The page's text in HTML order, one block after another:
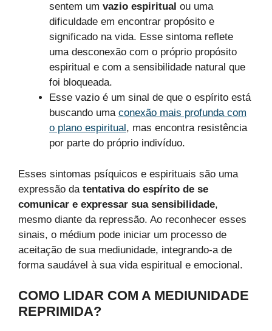
sentem um vazio espiritual ou uma
dificuldade em encontrar propósito e
significado na vida. Esse sintoma reflete
uma desconexão com o próprio propósito
espiritual e com a sensibilidade natural que
foi bloqueada.
Esse vazio é um sinal de que o espírito está
buscando uma conexão mais profunda com
o plano espiritual, mas encontra resistência
por parte do próprio indivíduo.
Esses sintomas psíquicos e espirituais são uma
expressão da tentativa do espírito de se
comunicar e expressar sua sensibilidade,
mesmo diante da repressão. Ao reconhecer esses
sinais, o médium pode iniciar um processo de
aceitação de sua mediunidade, integrando-a de
forma saudável à sua vida espiritual e emocional.
COMO LIDAR COM A MEDIUNIDADE
REPRIMIDA?